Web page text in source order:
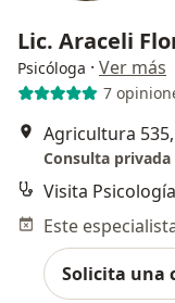
Lic. Araceli
Psicóloga · Ver más
7
Agricultura
Consulta privada
Visita Psicología
Solicita una